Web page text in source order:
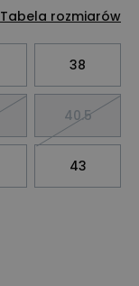
Tabela rozmiarów
38
40.5
43